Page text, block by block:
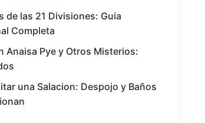
de las 21 Divisiones: Guia
Completa
Anaisa Pye y Otros Misterios:
una Salacion: Despojo y Baños